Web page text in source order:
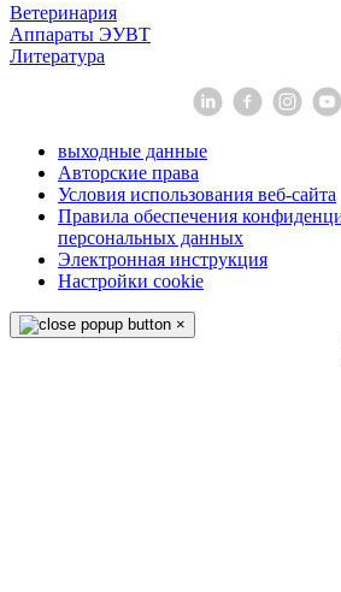
Ветеринария
Аппараты ЭУВТ
Литература
выходные данные
Авторские права
Условия использования веб-сайта
Правила обеспечения
персональных данных
Электронная инструкция
Настройки cookie
×